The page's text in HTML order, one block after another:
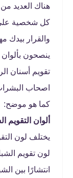
هناك العديد
كل شخصية
والقرار بيدك
ينصحون
تقويم أسنان
اصحاب
كما هو موضح:
ألوان التقويم
يختلف لون
لون تقويم
انتشارًا بين